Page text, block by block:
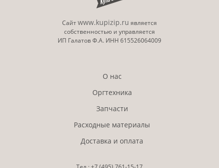
Сайтwww.kupizip.ru является
собственностью и управляется
ИП Галатов Ф.А. ИНН 615526064009
О нас
Оргтехника
Запчасти
Расходные материалы
Доставка и оплата